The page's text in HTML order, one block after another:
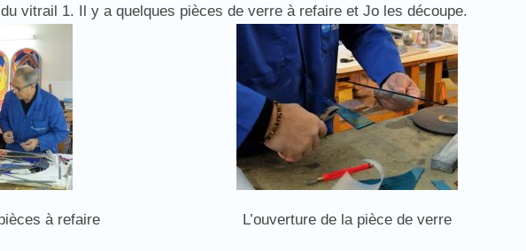
vitrail 1. Il y a quelques pièces de verre à refaire et Jo les découpe.
à refaire L’ouverture de la pièce de verre